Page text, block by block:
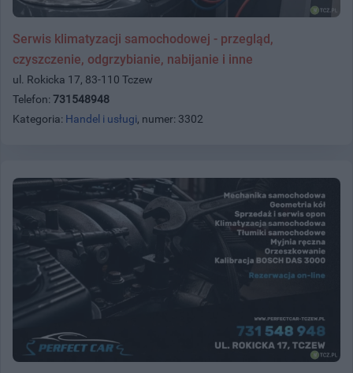
Serwis klimatyzacji samochodowej - przegląd,
czyszczenie, odgrzybianie, nabijanie i inne
ul. Rokicka 17, 83-110 Tczew
Telefon: 731548948
Kategoria: Handel i usługi, numer: 3302